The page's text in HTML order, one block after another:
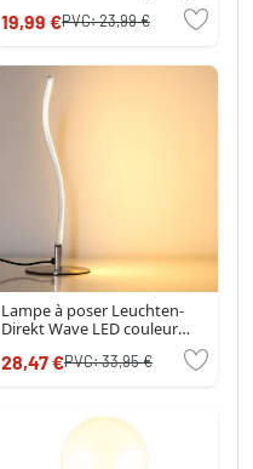
19,99 €PVC:23,99 €
Lampe à poser Leuchten-
Direkt Wave LED couleur
acier inoxydable, 1 lumière
28,47 €PVC:33,95 €